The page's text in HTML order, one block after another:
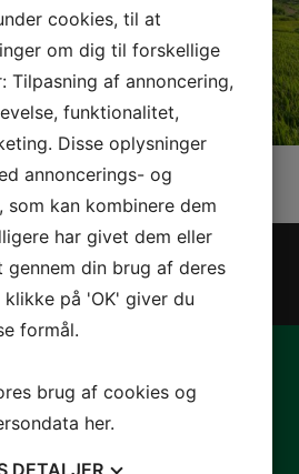
spørgsmål til Vig
Kontakt os
cookies, til at
om dig til forskellige
Tilpasning af annoncering,
funktionalitet,
Disse oplysninger
annoncerings- og
som kan kombinere dem
har givet dem eller
gennem din brug af deres
på 'OK' giver du
formål.
brug af cookies og
her.
DETALJER